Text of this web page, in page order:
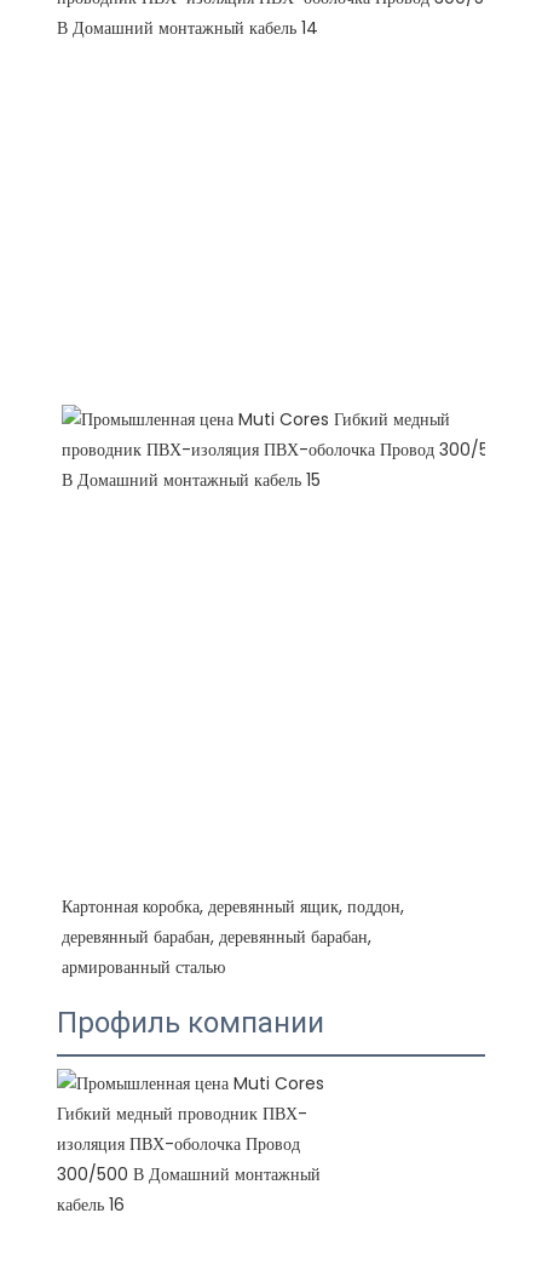
Картонная коробка, деревянный ящик, поддон,
деревянный барабан, деревянный барабан,
Профиль компании